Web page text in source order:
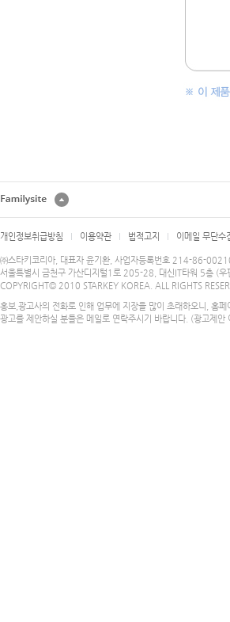
개인정보취급방침 이용약관 법적고지 이메일 무단수
㈜스타키코리아, 대표자 윤기환, 사업자등록번호 214-86-
서울특별시 금천구 가산디지털1로 205-28, 대신IT타워 5
COPYRIGHT© 2010 STARKEY KOREA. ALL RIGHTS
홍보,광고사의 전화로 인해 업무에 지장을 많이 초래하오니, 홈
광고를 제안하실 분들은 메일로 연락주시기 바랍니다. (광고제안